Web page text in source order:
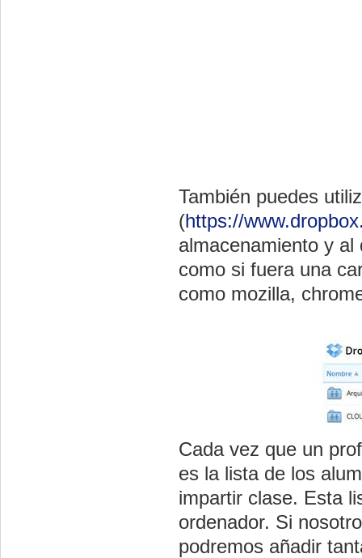
También puedes
(https://
almacenamiento y
como si fuera una
como mozilla,
Cada vez que un
es la lista de los
impartir clase. Esta
ordenador. Si
podremos añadir